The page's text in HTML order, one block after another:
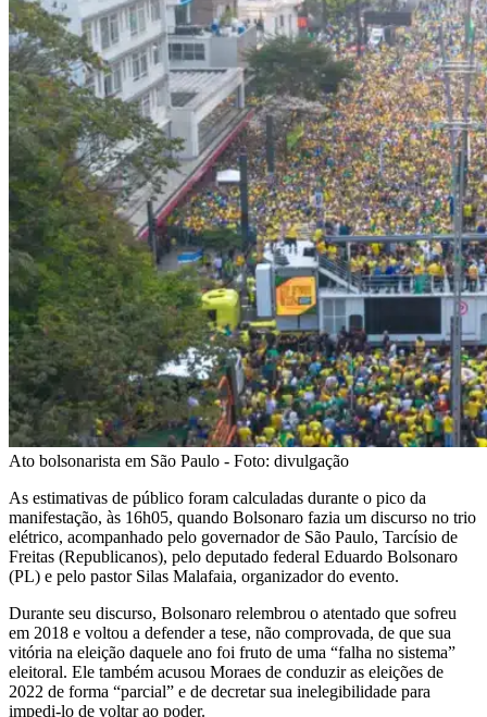
Ato bolsonarista em São Paulo - Foto: divulgação
As estimativas de público foram calculadas durante o pico da
manifestação, às 16h05, quando Bolsonaro fazia um discurso no trio
elétrico, acompanhado pelo governador de São Paulo, Tarcísio de
Freitas (Republicanos), pelo deputado federal Eduardo Bolsonaro
(PL) e pelo pastor Silas Malafaia, organizador do evento.
Durante seu discurso, Bolsonaro relembrou o atentado que sofreu
em 2018 e voltou a defender a tese, não comprovada, de que sua
vitória na eleição daquele ano foi fruto de uma “falha no sistema”
eleitoral. Ele também acusou Moraes de conduzir as eleições de
2022 de forma “parcial” e de decretar sua inelegibilidade para
impedi-lo de voltar ao poder.